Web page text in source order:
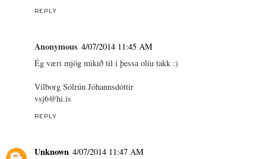
REPLY
Anonymous 4/07/2014 11:45 AM
Ég væri mjög mikið til í þessa olíu takk :)
Vilborg Sólrún Jóhannsdóttir
vsj6@hi.is
REPLY
Unknown 4/07/2014 11:47 AM